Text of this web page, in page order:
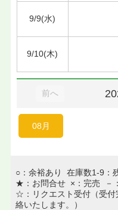
9/9(水)
9/10(木)
前へ
08月
○：余裕あり 在庫数1-9：
★：お問合せ ×：完売 －
☆：リクエスト受付（受付
絡いたします。）